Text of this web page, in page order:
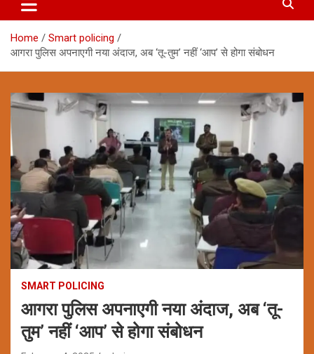
Home
Smart policing
आगरा पुलिस अपनाएगी नया अंदाज, अब ‘तू-तुम’ नहीं ‘आप’ से होगा संबोधन
SMART POLICING
आगरा पुलिस अपनाएगी नया अंदाज, अब ‘तू-
तुम’ नहीं ‘आप’ से होगा संबोधन